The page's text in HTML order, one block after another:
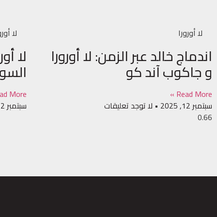
لا أورورا
اندماج خالد عبر الزمن: لا أورورا
و جاكوب آند كو
Read More »
سبتمبر 12, 2025
لا توجد تعليقات
لا
More »
سبتمبر 12, 2025